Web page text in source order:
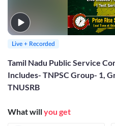
Tamil Nadu Public Service
Includes- TNPSC Group- 1,
TNUSRB
What willyou get
Live + Recorded